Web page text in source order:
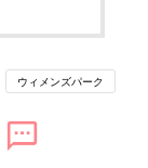
ウィメンズパーク